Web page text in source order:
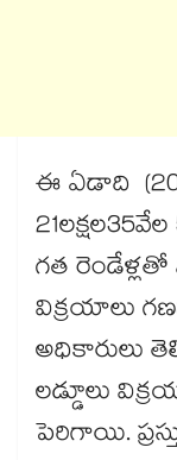
ఈ ఏడాది
గత
విక్రయాలు
అధికారులు
లడ్డూలు
పెరిగాయి.